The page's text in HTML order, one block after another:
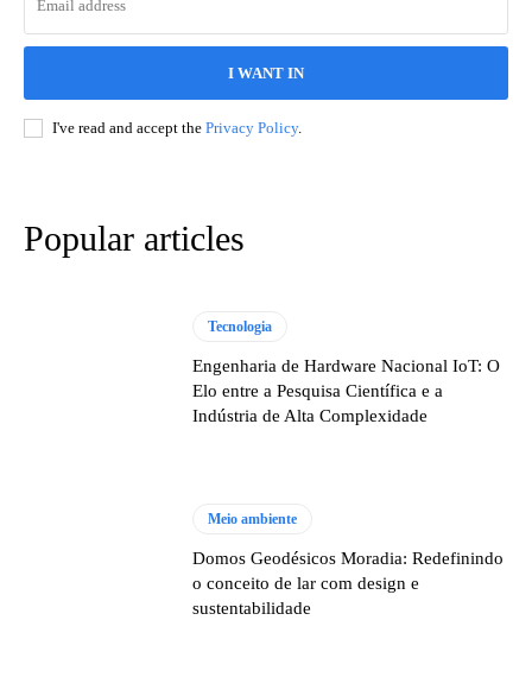
I WANT IN
I've read and accept the Privacy Policy.
Popular articles
Tecnologia
Engenharia de Hardware Nacional IoT: O
Elo entre a Pesquisa Científica e a
Indústria de Alta Complexidade
Meio ambiente
Domos Geodésicos Moradia: Redefinindo
o conceito de lar com design e
sustentabilidade